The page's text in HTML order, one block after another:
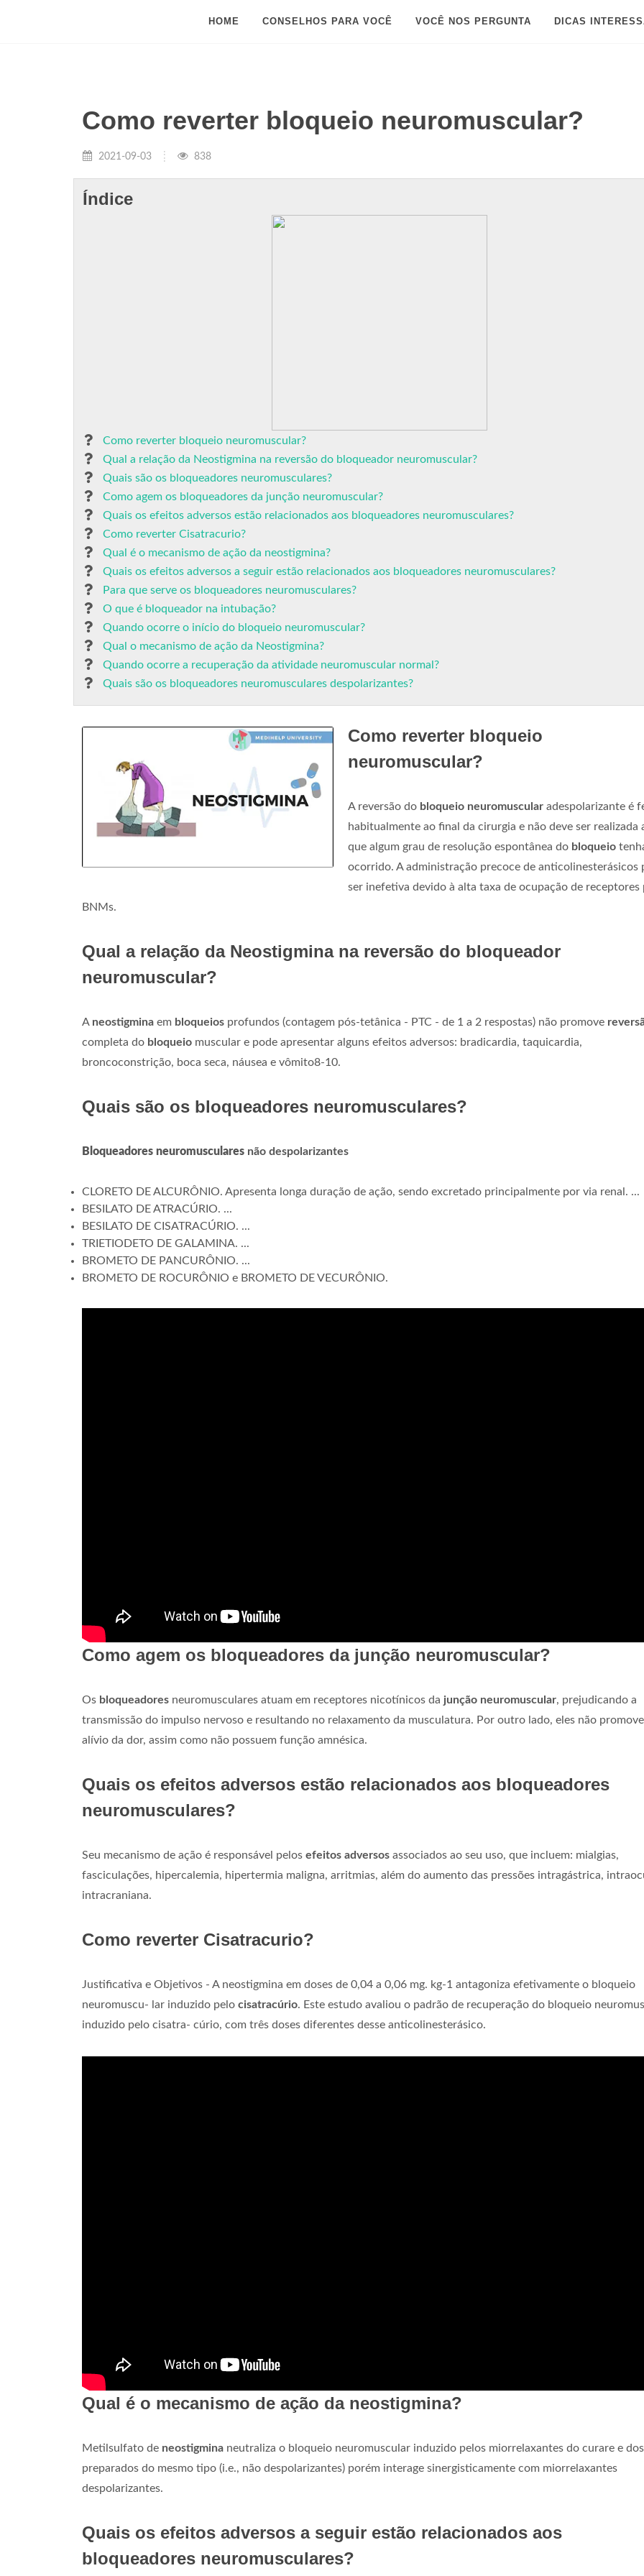
HOME CONSELHOS PARA VOCÊ VOCÊ NOS PERGUNTA DICAS
Como reverter bloqueio neuromuscular?
2021-09-03 838
Índice
Como reverter bloqueio neuromuscular?
Qual a relação da Neostigmina na reversão do bloqueador neuromuscular?
Quais são os bloqueadores neuromusculares?
Como agem os bloqueadores da junção neuromuscular?
Quais os efeitos adversos estão relacionados aos bloqueadores neuromusculares?
Como reverter Cisatracurio?
Qual é o mecanismo de ação da neostigmina?
Quais os efeitos adversos a seguir estão relacionados aos bloqueadores neuromusculares?
Para que serve os bloqueadores neuromusculares?
O que é bloqueador na intubação?
Quando ocorre o início do bloqueio neuromuscular?
Qual o mecanismo de ação da Neostigmina?
Quando ocorre a recuperação da atividade neuromuscular normal?
Quais são os bloqueadores neuromusculares despolarizantes?
Como reverter bloqueio
neuromuscular?
A reversão do bloqueio neuromuscular adespolarizante é
habitualmente ao final da cirurgia e não deve ser realizada
que algum grau de resolução espontânea do bloqueio
ocorrido. A administração precoce de anticolinesterásicos
ser inefetiva devido à alta taxa de ocupação de receptores
BNMs.
Qual a relação da Neostigmina na reversão do bloqueador
neuromuscular?
A neostigmina em bloqueios profundos (contagem pós-tetânica - PTC - de 1 a 2 respostas) não promove
completa do bloqueio muscular e pode apresentar alguns efeitos adversos: bradicardia, taquicardia,
broncoconstrição, boca seca, náusea e vômito8-10.
Quais são os bloqueadores neuromusculares?
Bloqueadores neuromusculares não despolarizantes
CLORETO DE ALCURÔNIO. Apresenta longa duração de ação, sendo excretado principalmente por via renal. ...
BESILATO DE ATRACÚRIO. ...
BESILATO DE CISATRACÚRIO. ...
TRIETIODETO DE GALAMINA. ...
BROMETO DE PANCURÔNIO. ...
BROMETO DE ROCURÔNIO e BROMETO DE VECURÔNIO.
Como agem os bloqueadores da junção neuromuscular?
Os bloqueadores neuromusculares atuam em receptores nicotínicos da junção neuromuscular, prejudicando a
transmissão do impulso nervoso e resultando no relaxamento da musculatura. Por outro lado, eles não
alívio da dor, assim como não possuem função amnésica.
Quais os efeitos adversos estão relacionados aos bloqueadores
neuromusculares?
Seu mecanismo de ação é responsável pelos efeitos adversos associados ao seu uso, que incluem: mialgias,
fasciculações, hipercalemia, hipertermia maligna, arritmias, além do aumento das pressões intragástrica,
intracraniana.
Como reverter Cisatracurio?
Justificativa e Objetivos - A neostigmina em doses de 0,04 a 0,06 mg. kg-1 antagoniza efetivamente o bloqueio
neuromuscu- lar induzido pelo cisatracúrio. Este estudo avaliou o padrão de recuperação do bloqueio
induzido pelo cisatra- cúrio, com três doses diferentes desse anticolinesterásico.
Qual é o mecanismo de ação da neostigmina?
Metilsulfato de neostigmina neutraliza o bloqueio neuromuscular induzido pelos miorrelaxantes do curare e dos
preparados do mesmo tipo (i.e., não despolarizantes) porém interage sinergisticamente com miorrelaxantes
despolarizantes.
Quais os efeitos adversos a seguir estão relacionados aos
bloqueadores neuromusculares?